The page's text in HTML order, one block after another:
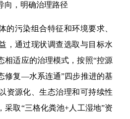
向，明确治理路径
的污染组合特征和环境要求、
，通过现状调查选取与目标水
相适应的治理模式，按照“控源
复—水系连通”四步推进的基
资源化、生态治理和可持续性
采取“三格化粪池+人工湿地”资